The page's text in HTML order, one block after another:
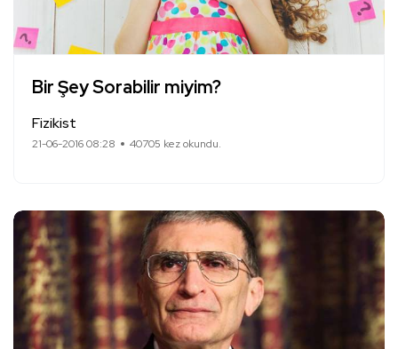
Bir Şey Sorabilir miyim?
Fizikist
21-06-2016 08:28 40705 kez okundu.